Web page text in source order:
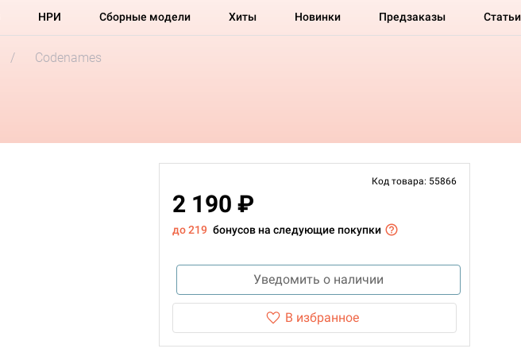
НРИ Сборные модели Хиты Новинки Предзаказы Статьи
Codenames
Код товара: 55866
2 190 ₽
до 219 бонусов на следующие покупки
Уведомить о наличии
В избранное